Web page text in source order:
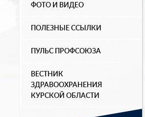
ФОТО И ВИДЕО
ПОЛЕЗНЫЕ ССЫЛКИ
ПУЛЬС ПРОФСОЮЗА
ВЕСТНИК
ЗДРАВООХРАНЕНИЯ
КУРСКОЙ ОБЛАСТИ